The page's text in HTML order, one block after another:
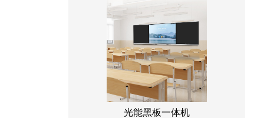
能：自动对焦；自动6D梯形校正，自
动避障，自动入框；语言：中文/英/法/
西
光能黑板一体机